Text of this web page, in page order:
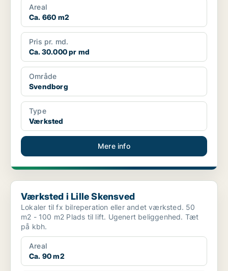
Areal
Ca. 660 m2
Pris pr. md.
Ca. 30.000 pr md
Område
Svendborg
Type
Værksted
Mere info
Værksted i Lille Skensved
Værksted i Lille Skensved
Lokaler til fx bilreperation eller andet værksted. 50
m2 - 100 m2 Plads til lift. Ugenert beliggenhed. Tæt
på kbh.
Areal
Ca. 90 m2